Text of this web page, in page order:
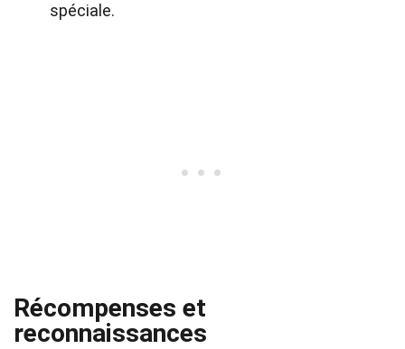
spéciale.
Récompenses et
reconnaissances